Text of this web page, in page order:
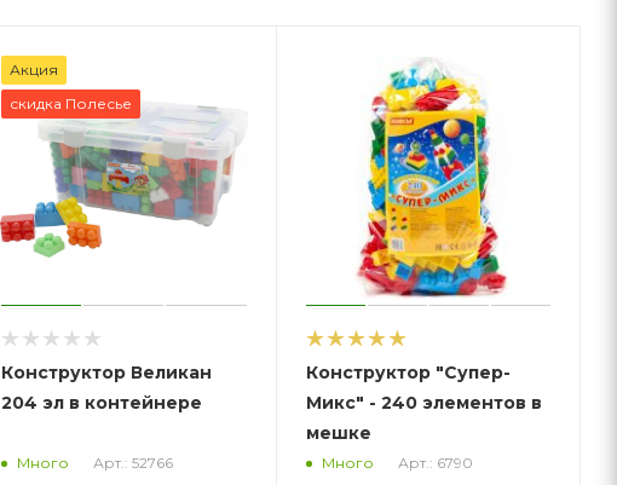
Акция
скидка Полесье
Конструктор Великан
204 эл в контейнере
Много Арт.: 52766
Конструктор "Супер-
Микс" - 240 элементов в
мешке
Много Арт.: 6790